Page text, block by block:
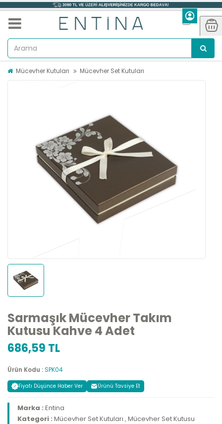
Mücevher Kutuları Mücevher Set Kutuları
Sarmaşık Mücevher Takım
Kutusu Kahve 4 Adet
686,59 TL
Ürün Kodu :SPK04
Fiyatı Düşünce Haber Ver Ürünü Tavsiye Et
Marka : Entina
Kategori : Mücevher Set Kutuları , Mücevher Set Kutusu